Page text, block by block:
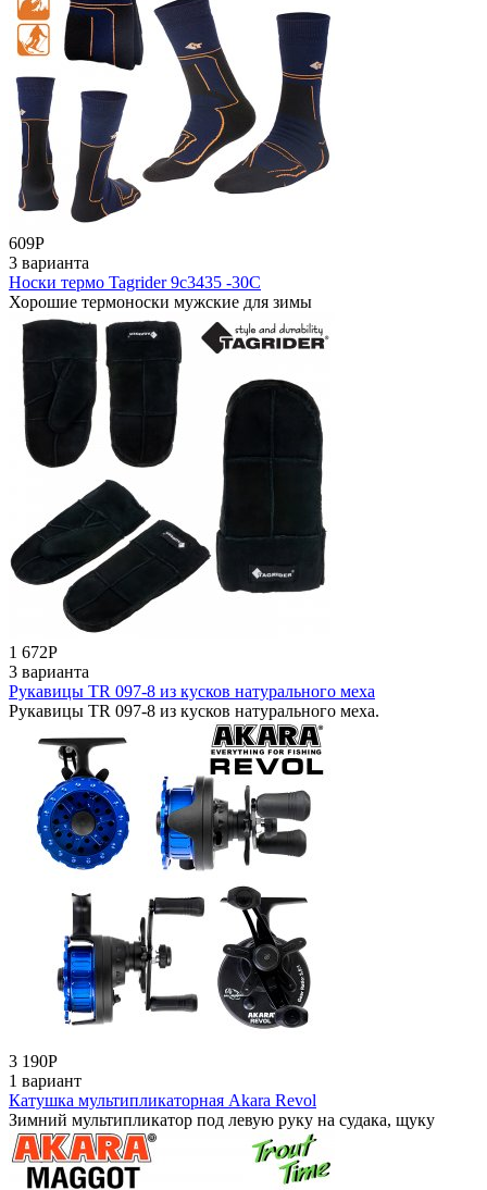
609Р
3 варианта
Носки термо Tagrider 9с3435 -30С
Хорошие термоноски мужские для зимы
1 672Р
3 варианта
Рукавицы TR 097-8 из кусков натурального меха
Рукавицы TR 097-8 из кусков натурального меха.
3 190Р
1 вариант
Катушка мультипликаторная Akara Revol
Зимний мультипликатор под левую руку на судака, щуку